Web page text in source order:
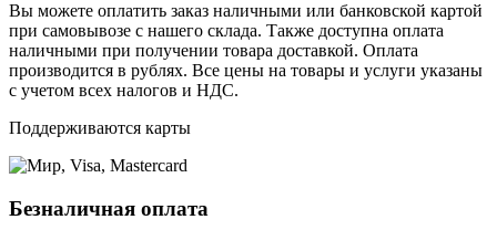
Вы можете оплатить заказ наличными или банковской картой
при самовывозе с нашего склада. Также доступна оплата
наличными при получении товара доставкой. Оплата
производится в рублях. Все цены на товары и услуги указаны
с учетом всех налогов и НДС.
Поддерживаются карты
Безналичная оплата